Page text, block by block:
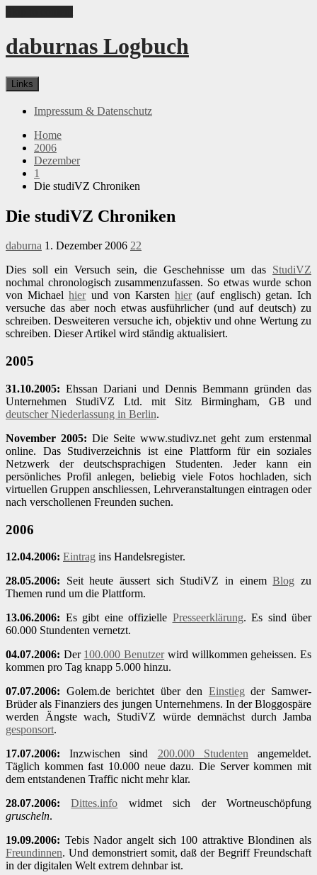
daburnas Logbuch
Links
Impressum & Datenschutz
Home
2006
Dezember
1
Die studiVZ Chroniken
Die studiVZ Chroniken
daburna 1. Dezember 2006 22
Dies soll ein Versuch sein, die Geschehnisse um das StudiVZ
nochmal chronologisch zusammenzufassen. So etwas wurde schon
von Michaelhierund von Karstenhier(auf englisch) getan. Ich
versuche das aber noch etwas ausführlicher (und auf deutsch) zu
schreiben. Desweiteren versuche ich, objektiv und ohne Wertung zu
schreiben. Dieser Artikel wird ständig aktualisiert.
2005
31.10.2005: Ehssan Dariani und Dennis Bemmann gründen das
Unternehmen StudiVZ Ltd. mit Sitz Birmingham, GB und
deutscher Niederlassung in Berlin.
November 2005: Die Seite www.studivz.net geht zum erstenmal
online. Das Studiverzeichnis ist eine Plattform für ein soziales
Netzwerk der deutschsprachigen Studenten. Jeder kann ein
persönliches Profil anlegen, beliebig viele Fotos hochladen, sich
virtuellen Gruppen anschliessen, Lehrveranstaltungen eintragen oder
nach verschollenen Freunden suchen.
2006
12.04.2006: Eintrag ins Handelsregister.
28.05.2006: Seit heute äussert sich StudiVZ in einemBlog zu
Themen rund um die Plattform.
13.06.2006: Es gibt eine offizielle Presseerklärung. Es sind über
60.000 Stundenten vernetzt.
04.07.2006: Der 100.000 Benutzerwird willkommen geheissen. Es
kommen pro Tag knapp 5.000 hinzu.
07.07.2006: Golem.de berichtet über den Einstieg der Samwer-
Brüder als Finanziers des jungen Unternehmens. In der Bloggospäre
werden Ängste wach, StudiVZ würde demnächst durch Jamba
gesponsort.
17.07.2006: Inzwischen sind 200.000 Studenten angemeldet.
Täglich kommen fast 10.000 neue dazu. Die Server kommen mit
dem entstandenen Traffic nicht mehr klar.
28.07.2006:
Dittes.info widmet sich der Wortneuschöpfung
gruscheln.
19.09.2006: Tebis Nador angelt sich 100 attraktive Blondinen als
Freundinnen. Und demonstriert somit, daß der Begriff Freundschaft
in der digitalen Welt extrem dehnbar ist.